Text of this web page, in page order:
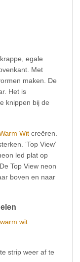
egale
Met
maken. De
Het is
knippen bij de
Wit creëren.
‘Top View’
led plat op
Top View neon
boven en naar
warm wit
strip weer af te